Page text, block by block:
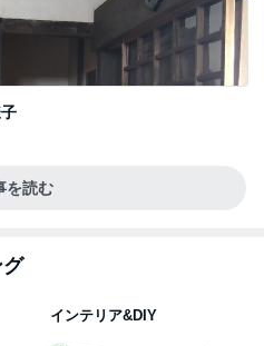
を読む
グ
インテリア&DIY